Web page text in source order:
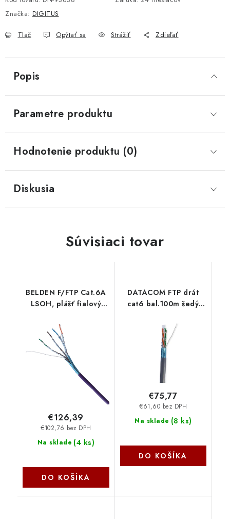
Značka: DIGITUS
Tlač Opýtať sa Strážiť Zdieľať
Popis
Parametre produktu
Hodnotenie produktu (0)
Diskusia
Súvisiaci tovar
BELDEN F/FTP Cat.6A
LSOH, plášť fialový
Na sklade (4 ks)
€102,76 bez DPH
€126,39
DO KOŠÍKA
DATACOM FTP drát
cat6 bal.100m šedý
Na sklade (8 ks)
€61,60 bez DPH
€75,77
DO KOŠÍKA